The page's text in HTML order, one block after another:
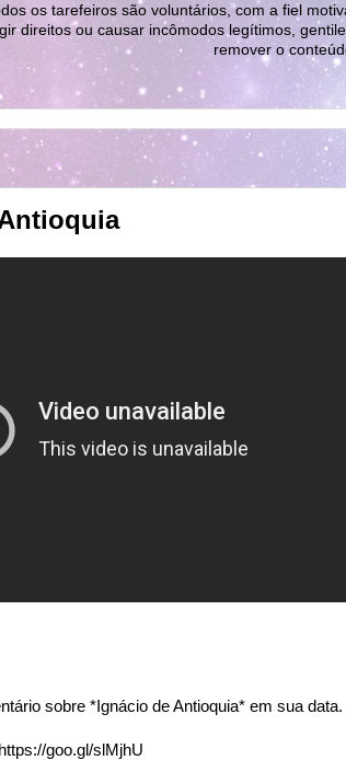
os tarefeiros são voluntários, com a fiel
direitos ou causar incômodos legítimos,
remover o
sobre *Ignácio de Antioquia* em sua data.
https://goo.gl/slMjhU